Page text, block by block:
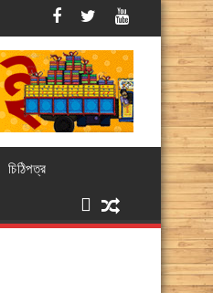
চামড়ার বাজারে ধস, বিপাকে ব্যবসায়ীরা
চিঠিপত্র